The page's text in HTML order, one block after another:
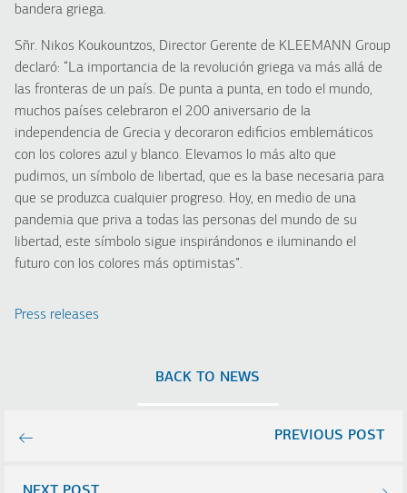
bandera griega.
Sñr. Nikos Koukountzos, Director Gerente de KLEEMANN Group
declaró: “La importancia de la revolución griega va más allá de
las fronteras de un país. De punta a punta, en todo el mundo,
muchos países celebraron el 200 aniversario de la
independencia de Grecia y decoraron edificios emblemáticos
con los colores azul y blanco. Elevamos lo más alto que
pudimos, un símbolo de libertad, que es la base necesaria para
que se produzca cualquier progreso. Hoy, en medio de una
pandemia que priva a todas las personas del mundo de su
libertad, este símbolo sigue inspirándonos e iluminando el
futuro con los colores más optimistas”.
Press releases
PREVIOUS POST
BACK TO NEWS